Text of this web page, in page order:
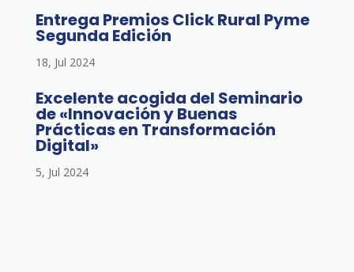
Entrega Premios Click Rural Pyme
Segunda Edición
18, Jul 2024
Excelente acogida del Seminario
de «Innovación y Buenas
Prácticas en Transformación
Digital»
5, Jul 2024